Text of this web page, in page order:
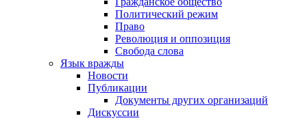
Политический режим
Право
Революция и оппозиция
Свобода слова
Язык вражды
Новости
Публикации
Документы других организаций
Дискуссии